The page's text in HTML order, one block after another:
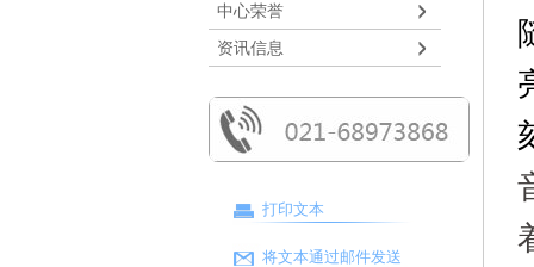
中心荣誉
资讯信息
打印文本
将文本通过邮件发送